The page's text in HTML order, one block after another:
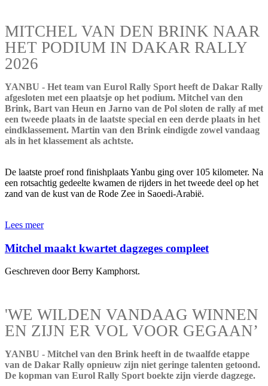
MITCHEL VAN DEN BRINK NAAR
HET PODIUM IN DAKAR RALLY
2026
YANBU - Het team van Eurol Rally Sport heeft de Dakar Rally
afgesloten met een plaatsje op het podium. Mitchel van den
Brink, Bart van Heun en Jarno van de Pol sloten de rally af met
een tweede plaats in de laatste special en een derde plaats in het
eindklassement. Martin van den Brink eindigde zowel vandaag
als in het klassement als achtste.
De laatste proef rond finishplaats Yanbu ging over 105 kilometer. Na
een rotsachtig gedeelte kwamen de rijders in het tweede deel op het
zand van de kust van de Rode Zee in Saoedi-Arabië.
Lees meer
Mitchel maakt kwartet dagzeges compleet
Geschreven door Berry Kamphorst.
'WE WILDEN VANDAAG WINNEN
EN ZIJN ER VOL VOOR GEGAAN’
YANBU - Mitchel van den Brink heeft in de twaalfde etappe
van de Dakar Rally opnieuw zijn niet geringe talenten getoond.
De kopman van Eurol Rally Sport boekte zijn vierde dagzege.